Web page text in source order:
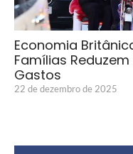
Economia
Famílias
Gastos
22 de dezembro de 2025